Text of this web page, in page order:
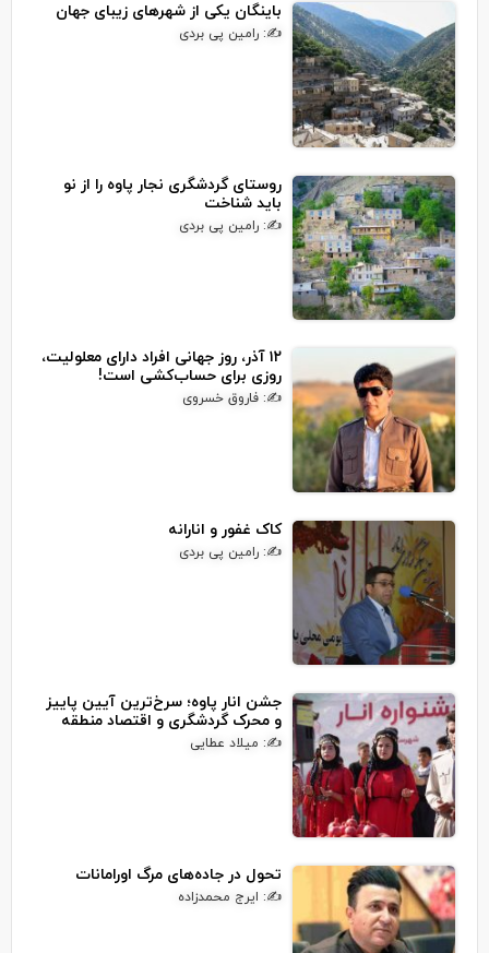
باینگان یکی از شهرهای زیبای جهان
✍: رامین پی بردی
روستای گردشگری نجار پاوه را از نو
باید شناخت
✍: رامین پی بردی
۱۲ آذر، روز جهانی افراد دارای معلولیت،
روزی برای حساب‌کشی است!
✍: فاروق خسروی
کاک غفور و انارانه
✍: رامین پی بردی
جشن انار پاوه؛ سرخ‌ترین آیین پاییز
و محرک گردشگری و اقتصاد منطقه
✍: میلاد عطایی
تحول در جاده‌های مرگ اورامانات
✍: ایرج محمدزاده